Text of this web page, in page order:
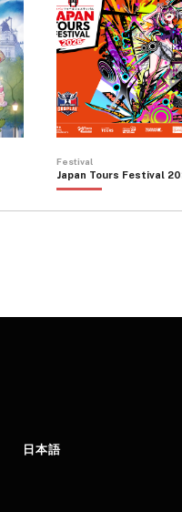
Festival
Japan Tours Festival
日本語